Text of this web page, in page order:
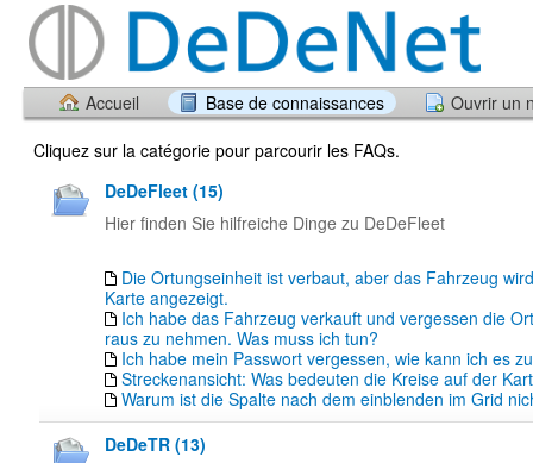
Accueil Base de connaissances
Ouvrir un
Cliquez sur la catégorie pour parcourir les FAQs.
DeDeFleet (15)
Hier finden Sie hilfreiche Dinge zu DeDeFleet
Die Ortungseinheit ist verbaut, aber das Fahrzeug
Karte angezeigt.
Ich habe das Fahrzeug verkauft und vergessen die
raus zu nehmen. Was muss ich tun?
Ich habe mein Passwort vergessen, wie kann ich es
Streckenansicht: Was bedeuten die Kreise auf der
Warum ist die Spalte nach dem einblenden im Grid
DeDeTR (13)